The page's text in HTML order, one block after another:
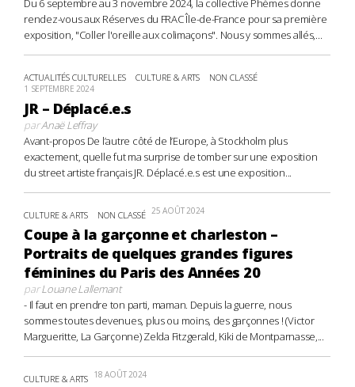
Du 6 septembre au 3 novembre 2024, la collective Phèmes donne
rendez-vous aux Réserves du FRAC Île-de-France pour sa première
exposition, "Coller l'oreille aux colimaçons". Nous y sommes allés,...
ACTUALITÉS CULTURELLES CULTURE & ARTS NON CLASSÉ
1 SEPTEMBRE 2024
JR – Déplacé.e.s
parAnaë Leffray
Avant-propos De l’autre côté de l’Europe, à Stockholm plus
exactement, quelle fut ma surprise de tomber sur une exposition
du street artiste français JR. Déplacé.e.s est une exposition...
CULTURE & ARTS NON CLASSÉ 25 AOÛT 2024
Coupe à la garçonne et charleston –
Portraits de quelques grandes figures
féminines du Paris des Années 20
parLouane Lallemant
- Il faut en prendre ton parti, maman. Depuis la guerre, nous
sommes toutes devenues, plus ou moins, des garçonnes ! (Victor
Margueritte, La Garçonne) Zelda Fitzgerald, Kiki de Montparnasse,...
CULTURE & ARTS 18 AOÛT 2024